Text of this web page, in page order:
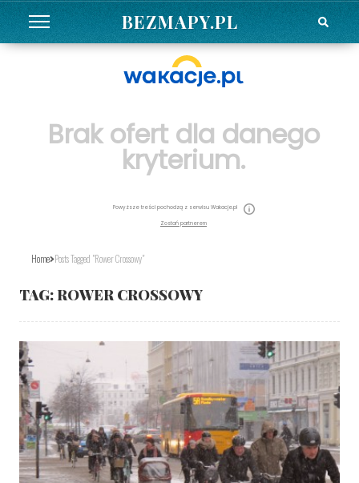
BEZMAPY.PL
Brak ofert dla danego
kryterium.
Powyższe treści pochodzą z serwisu Wakacje.pl
Zostań partnerem
Home Posts Tagged "rower Crossowy"
TAG: ROWER CROSSOWY